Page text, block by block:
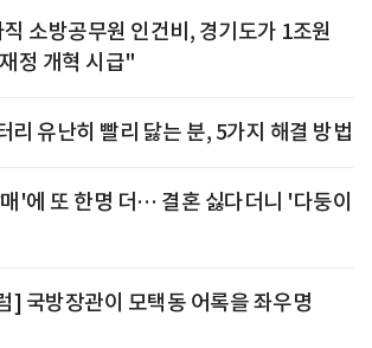
소방공무원 인건비, 경기도가 1조원
정 개혁 시급"
리 유난히 빨리 닳는 분, 5가지 해결 방법
'에 또 한명 더… 결혼 싫다더니 '다둥이
] 국방장관이 모택동 어록을 좌우명